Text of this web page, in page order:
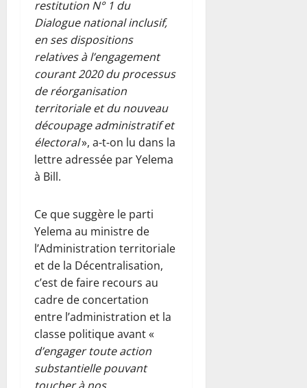
restitution N° 1 du
Dialogue national inclusif,
en ses dispositions
relatives à l’engagement
courant 2020 du processus
de réorganisation
territoriale et du nouveau
découpage administratif et
électoral», a-t-on lu dans la
lettre adressée par Yelema
à Bill.
Ce que suggère le parti
Yelema au ministre de
l’Administration territoriale
et de la Décentralisation,
c’est de faire recours au
cadre de concertation
entre l’administration et la
classe politique avant «
d’engager toute action
substantielle pouvant